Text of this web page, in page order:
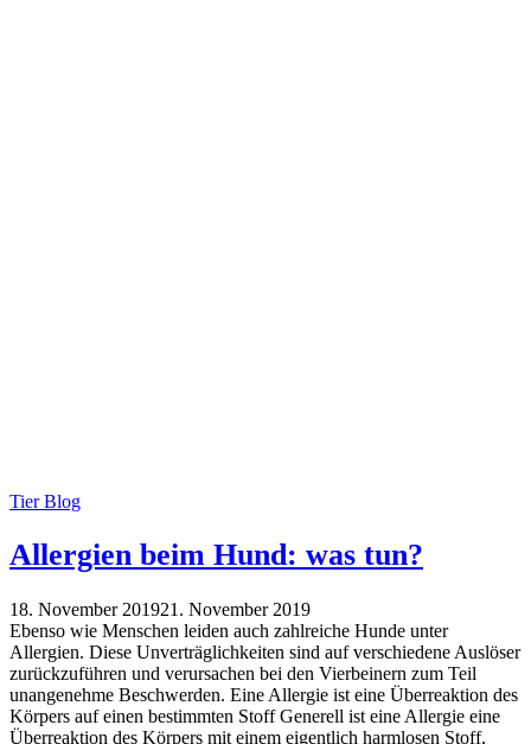
Tier Blog
Allergien beim Hund: was tun?
18. November 201921. November 2019
Ebenso wie Menschen leiden auch zahlreiche Hunde unter
Allergien. Diese Unverträglichkeiten sind auf verschiedene Auslöser
zurückzuführen und verursachen bei den Vierbeinern zum Teil
unangenehme Beschwerden. Eine Allergie ist eine Überreaktion des
Körpers auf einen bestimmten Stoff Generell ist eine Allergie eine
Überreaktion des Körpers mit einem eigentlich harmlosen Stoff,